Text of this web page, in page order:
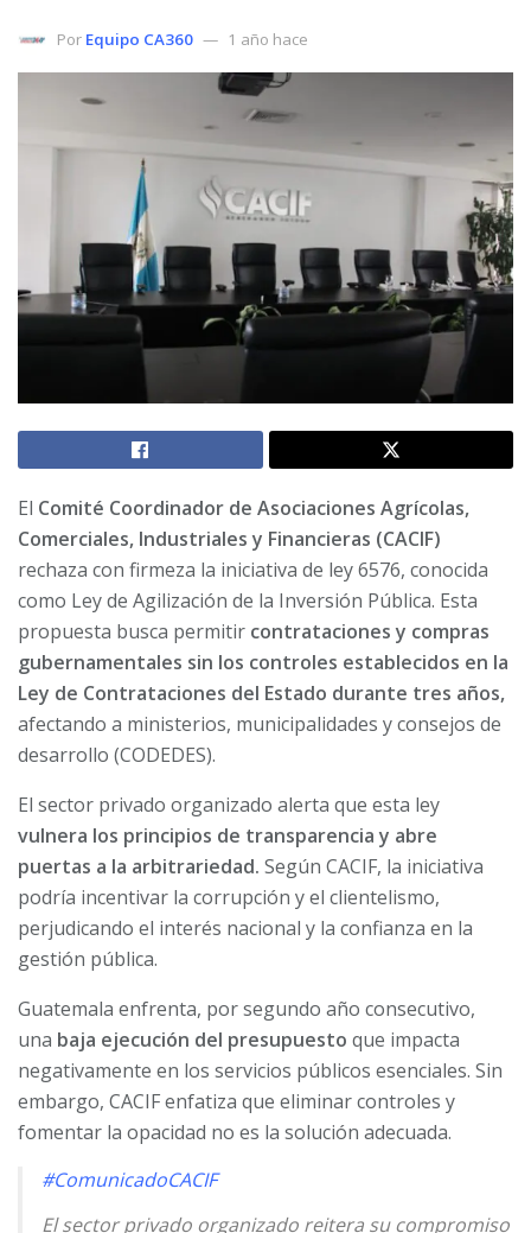
Por Equipo CA360 1 año hace
El Comité Coordinador de Asociaciones Agrícolas,
Comerciales, Industriales y Financieras (CACIF)
rechaza con firmeza la iniciativa de ley 6576, conocida
como Ley de Agilización de la Inversión Pública. Esta
propuesta busca permitir contrataciones y compras
gubernamentales sin los controles establecidos en la
Ley de Contrataciones del Estado durante tres años,
afectando a ministerios, municipalidades y consejos de
desarrollo (CODEDES).
El sector privado organizado alerta que esta ley
vulnera los principios de transparencia y abre
puertas a la arbitrariedad. Según CACIF, la iniciativa
podría incentivar la corrupción y el clientelismo,
perjudicando el interés nacional y la confianza en la
gestión pública.
Guatemala enfrenta, por segundo año consecutivo,
una baja ejecución del presupuesto que impacta
negativamente en los servicios públicos esenciales. Sin
embargo, CACIF enfatiza que eliminar controles y
fomentar la opacidad no es la solución adecuada.
#ComunicadoCACIF
El sector privado organizado reitera su compromiso